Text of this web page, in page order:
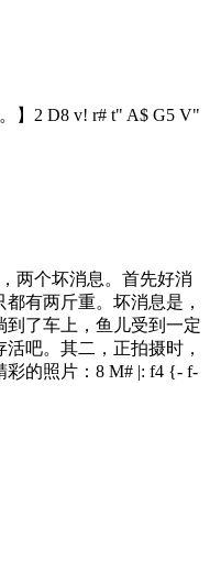
】 2 D8 v! r# t" A$ G5 V"
两个坏消息。首先好消
有两斤重。坏消息是，
到了车上，鱼儿受到一定
吧。其二，正拍摄时，
的照片： 8 M# |: f4 {- f-